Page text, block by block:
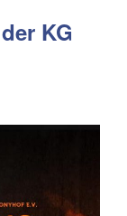
KG